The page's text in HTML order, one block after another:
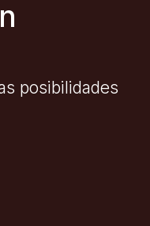
posibilidades